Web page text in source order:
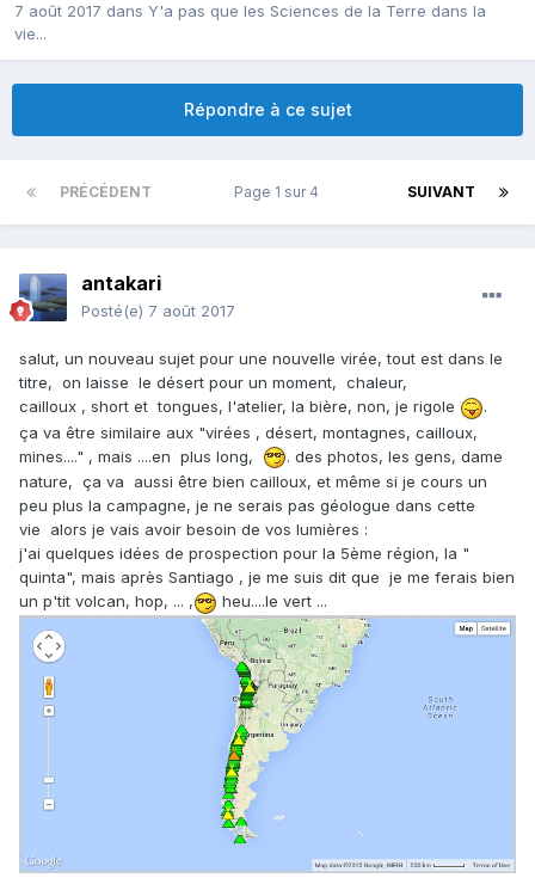
7 août 2017 dans Y'a pas que les Sciences de la Terre dans la
vie...
Répondre à ce sujet
PRÉCÉDENT SUIVANT
Page 1 sur 4
antakari
Posté(e) 7 août 2017
salut, un nouveau sujet pour une nouvelle virée, tout est dans le
titre, on laisse le désert pour un moment, chaleur,
cailloux , short et tongues, l'atelier, la bière, non, je rigole
.
ça va être similaire aux "virées , désert, montagnes, cailloux,
mines...." , mais ....en plus long,
. des photos, les gens, dame
nature, ça va aussi être bien cailloux, et même si je cours un
peu plus la campagne, je ne serais pas géologue dans cette
vie alors je vais avoir besoin de vos lumières :
j'ai quelques idées de prospection pour la 5ème région, la "
quinta", mais après Santiago , je me suis dit que je me ferais bien
un p'tit volcan, hop, ... ,
heu....le vert ...